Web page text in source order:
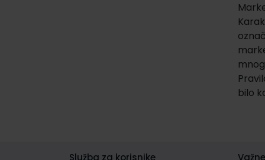
bilo
Služba za korisnike